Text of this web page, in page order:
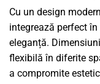
Cu un design
integrează perfect
eleganță.
flexibilă în diferite
a compromite